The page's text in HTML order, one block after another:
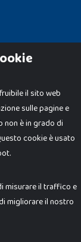
o utilizzo non
i loghi, marchi,
titolari.
quanto esposto in
il sito web
sulle pagine e
non è in grado di
cookie è usato
misurare il traffico e
migliorare il nostro